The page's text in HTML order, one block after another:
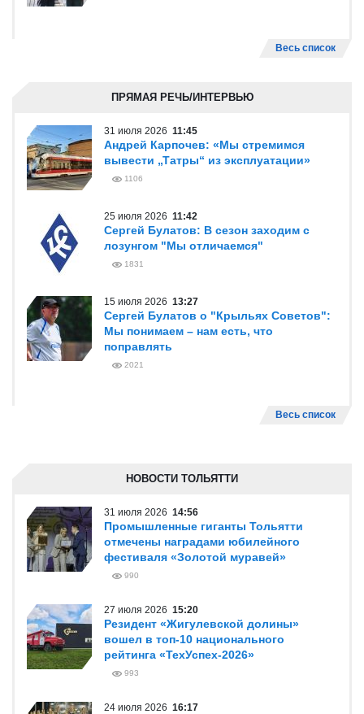
Весь список
ПРЯМАЯ РЕЧЬ/ИНТЕРВЬЮ
31 июля 2026 11:45
Андрей Карпочев: «Мы стремимся
вывести „Татры“ из эксплуатации»
1106
25 июля 2026 11:42
Сергей Булатов: В сезон заходим с
лозунгом "Мы отличаемся"
1831
15 июля 2026 13:27
Сергей Булатов о "Крыльях Советов":
Мы понимаем – нам есть, что
поправлять
2021
Весь список
НОВОСТИ ТОЛЬЯТТИ
31 июля 2026 14:56
Промышленные гиганты Тольятти
отмечены наградами юбилейного
фестиваля «Золотой муравей»
990
27 июля 2026 15:20
Резидент «Жигулевской долины»
вошел в топ-10 национального
рейтинга «ТехУспех-2026»
993
24 июля 2026 16:17